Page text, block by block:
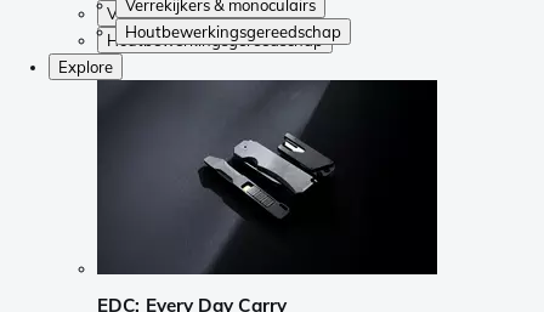
Verrekijkers & monoculairs
Houtbewerkingsgereedschap
Verrekijkers & monoculairs
Houtbewerkingsgereedschap
Explore
EDC: Every Day Carry